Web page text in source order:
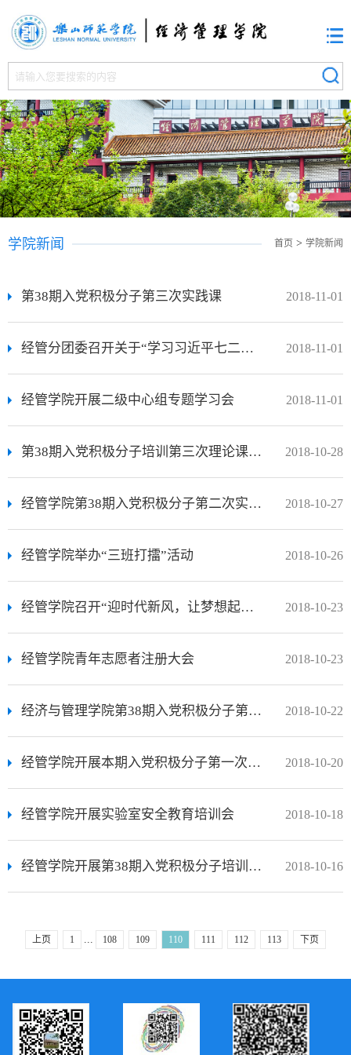
首页 > 学院新闻
学院新闻
第38期入党积极分子第三次实践课 2018-11-01
经管分团委召开关于“学习习近平七二讲话精神”的 主题班会 2018-11-01
经管学院开展二级中心组专题学习会 2018-11-01
第38期入党积极分子培训第三次理论课学习 2018-10-28
经管学院第38期入党积极分子第二次实践课 2018-10-27
经管学院举办“三班打擂”活动 2018-10-26
经管学院召开“迎时代新风，让梦想起航”团组织活动 2018-10-23
经管学院青年志愿者注册大会 2018-10-23
经济与管理学院第38期入党积极分子第二次理论课 2018-10-22
经管学院开展本期入党积极分子第一次实践课 2018-10-20
经管学院开展实验室安全教育培训会 2018-10-18
经管学院开展第38期入党积极分子培训第一次理论课 2018-10-16
上页 1 ... 108 109 110 111 112 113 下页